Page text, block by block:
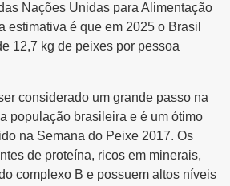
Nações Unidas para Alimentação
estimativa é que em 2025 o Brasil
12,7 kg de peixes por pessoa
considerado um grande passo na
população brasileira e é um ótimo
na Semana do Peixe 2017. Os
de proteína, ricos em minerais,
complexo B e possuem altos níveis